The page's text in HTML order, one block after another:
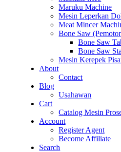
Maruku Machine
Mesin Leperkan
Meat Mincer
Bone Saw
Bone Saw
Bone Saw
Mesin Kerepek
About
Contact
Blog
Usahawan
Cart
Catalog Mesin
Account
Register Agent
Become Affiliate
Search